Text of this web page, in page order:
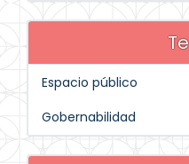
Espacio público
Gobernabilidad